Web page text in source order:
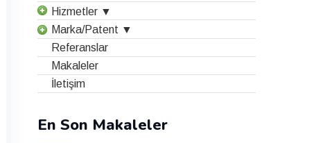
Hizmetler ▼
Marka/Patent ▼
Referanslar
Makaleler
İletişim
En Son Makaleler